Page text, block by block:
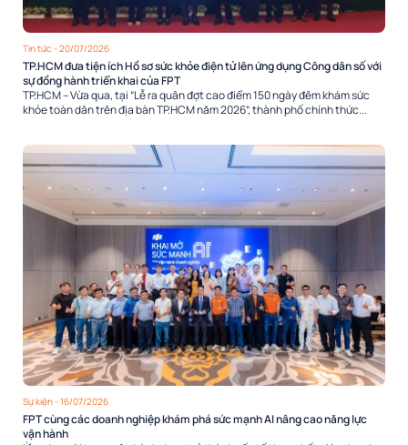
Tin tức - 20/07/2026
TP.HCM đưa tiện ích Hồ sơ sức khỏe điện tử lên ứng dụng Công dân số với
sự đồng hành triển khai của FPT
TP.HCM – Vừa qua, tại “Lễ ra quân đợt cao điểm 150 ngày đêm khám sức
khỏe toàn dân trên địa bàn TP.HCM năm 2026”, thành phố chính thức...
Sự kiện- 16/07/2026
FPT cùng các doanh nghiệp khám phá sức mạnh AI nâng cao năng lực
vận hành